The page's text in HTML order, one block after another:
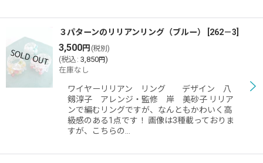
３パターンのリリアンリング（ブルー） 262－3
3,500円 (税別)
(税込 : 3,850円)
在庫なし
ワイヤーリリアン リング デザイン 八
剱淳子 アレンジ・監修 岸 美砂子 リリア
ンで編むリングですが、なんともかわいく高
級感のある1点です！ 画像は3種載っておりま
すが、こちらの…